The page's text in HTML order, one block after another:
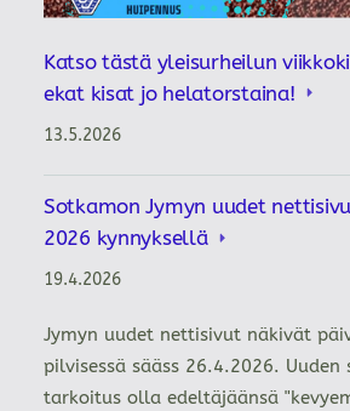
Katso tästä yleisurheilun
ekat kisat jo helatorstaina!
13.5.2026
Sotkamon Jymyn uudet
2026 kynnyksellä
19.4.2026
Jymyn uudet nettisivut näkivät
pilvisessä sääss 26.4.2026. Uuden
tarkoitus olla edeltäjäänsä